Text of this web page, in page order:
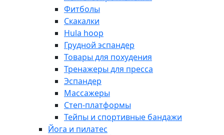
Фитболы
Скакалки
Hula hoop
Грудной эспандер
Товары для похудения
Тренажеры для пресса
Эспандер
Массажеры
Степ-платформы
Тейпы и спортивные бандажи
Йога и пилатес